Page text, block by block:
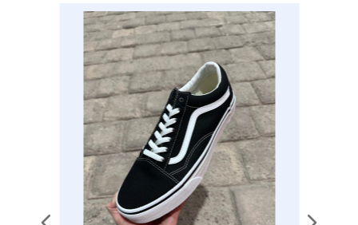
NEGRO
ENTRENAMIENTO
Ver todas las reseñas de este sitio
estrellas
0
estrellas
0
0
estrellas
0
1
Ordenar las opiniones
experiencia del
Iliana Maria C.
Útil (0) Informe